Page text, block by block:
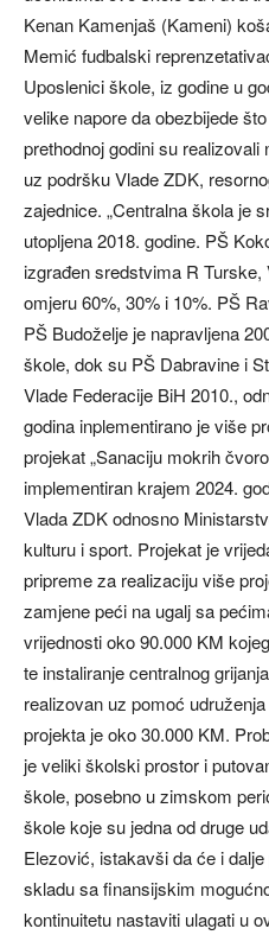
Kenan Kamenjaš (Kameni)
Memić fudbalski
Uposlenici škole, iz godine u
velike napore da obezbijede
prethodnoj godini su
uz podršku Vlade ZDK,
zajednice. „Centralna škola je
utopljena 2018. godine. PŠ
izgrađen sredstvima R
omjeru 60%, 30% i 10%. PŠ
PŠ Budoželje je napravljena
škole, dok su PŠ Dabravine i
Vlade Federacije BiH 2010.,
godina inplementirano je više
projekat „Sanaciju mokrih
implementiran krajem 2024.
Vlada ZDK odnosno
kulturu i sport. Projekat je
pripreme za realizaciju više
zamjene peći na ugalj sa
vrijednosti oko 90.000 KM
te instaliranje centralnog
realizovan uz pomoć
projekta je oko 30.000 KM.
je veliki školski prostor i
škole, posebno u zimskom
škole koje su jedna od druge
Elezović, istakavši da će i
skladu sa finansijskim
kontinuitetu nastaviti ulagati u